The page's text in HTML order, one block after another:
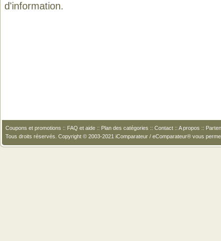
d'information.
Coupons et promotions :: FAQ et aide :: Plan des catégories :: Contact :: A propos ::
Tous droits réservés. Copyright © 2003-2021 iComparateur / eComparateur® vous